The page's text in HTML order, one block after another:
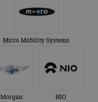
Micro Mobility Systems
Morgan NIO